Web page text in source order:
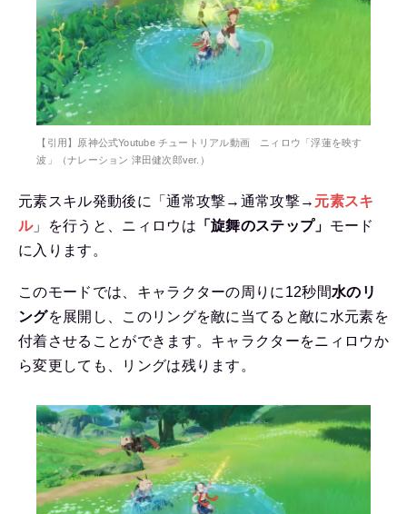
【引用】原神公式Youtube チュートリアル動画 ニィロウ「浮蓮を映す
波」（ナレーション 津田健次郎ver.）
元素スキル発動後に「通常攻撃→通常攻撃→ 元素スキ
ル」を行うと、ニィロウは 「旋舞のステップ」 モード
に入ります。
このモードでは、キャラクターの周りに12秒間水のリ
ングを展開し、このリングを敵に当てると敵に水元素を
付着させることができます。キャラクターをニィロウか
ら変更しても、リングは残ります。